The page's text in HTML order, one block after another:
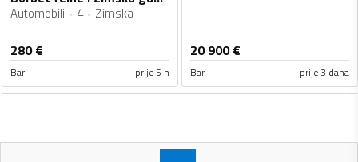
Automobili 4 Zimska
280€
Bar prije 5 h
20 900€
Bar prije 3 dana